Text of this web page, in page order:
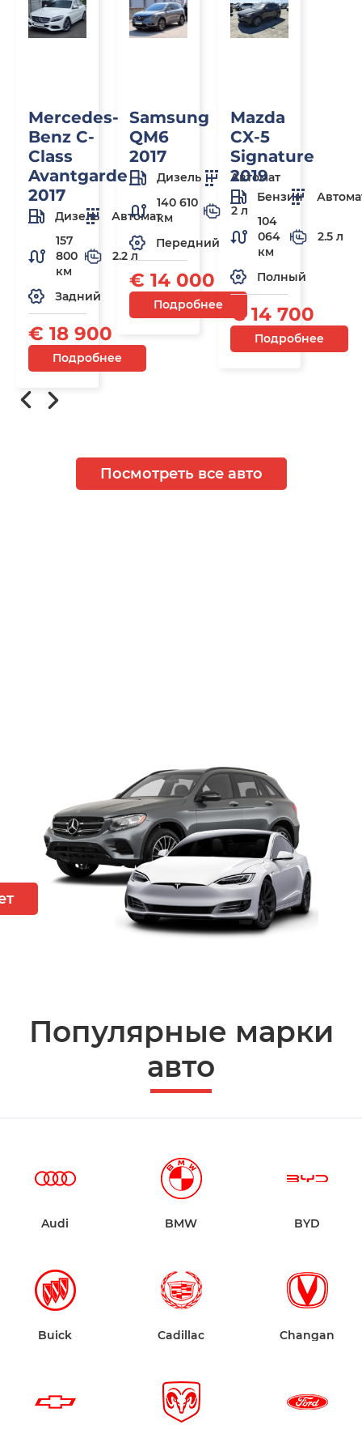
Mercedes-
Benz C-
Class
Avantgarde
2017
Дизель
Автомат
157
800
км
2.2 л
Задний
€ 18 900
Подробнее
Samsung
QM6
2017
Дизель
Автомат
140 610
км
2 л
Передний
€ 14 000
Подробнее
Mazda
CX-5
Signature
2019
Бензин
104
064
км
2.5 л
Полный
€ 14 700
Подробнее
Посмотреть все авто
Популярные марки
авто
Audi BMW BYD
Buick Cadillac Changan